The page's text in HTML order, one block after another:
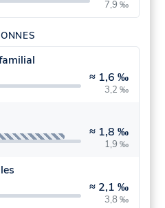
7,9 ‰
≈ 1,6 ‰
3,2 ‰
≈ 1,8 ‰
1,9 ‰
≈ 2,1 ‰
3,8 ‰